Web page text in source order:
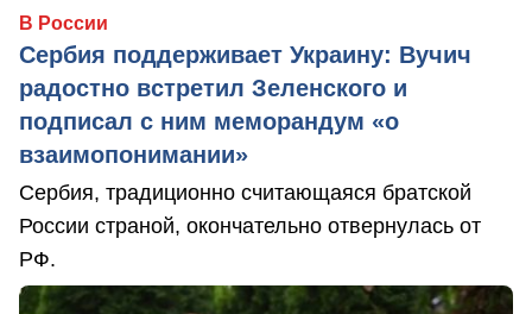
В России
Сербия поддерживает Украину: Вучич
радостно встретил Зеленского и
подписал с ним меморандум «о
взаимопонимании»
Сербия, традиционно считающаяся братской
России страной, окончательно отвернулась от
РФ.